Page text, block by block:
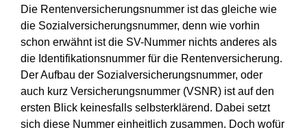
Die Rentenversicherungsnummer ist das gleiche wie
die Sozialversicherungsnummer, denn wie vorhin
schon erwähnt ist die SV-Nummer nichts anderes als
die Identifikationsnummer für die Rentenversicherung.
Der Aufbau der Sozialversicherungsnummer, oder
auch kurz Versicherungsnummer (VSNR) ist auf den
ersten Blick keinesfalls selbsterklärend. Dabei setzt
sich diese Nummer einheitlich zusammen. Doch wofür